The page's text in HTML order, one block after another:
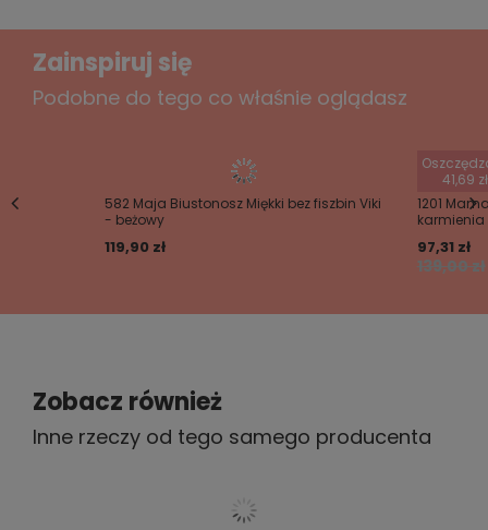
Twoje imię
Zainspiruj się
Podobne do tego co właśnie oglądasz
582 Maja Biustonosz Miękki bez fiszbin Viki
- beżowy
119,90 zł
41,69 zł
1201
139,00 zł
97,31 zł
Zobacz również
Inne rzeczy od tego samego producenta